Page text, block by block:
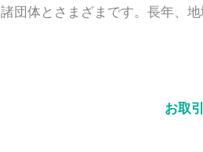
諸団体とさまざまです。長年、
お取